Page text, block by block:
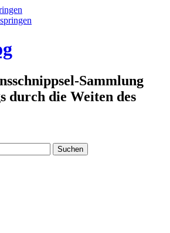
Sammlung
durch die Weiten des